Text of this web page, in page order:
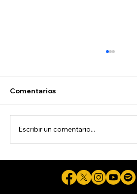
ciudadanía por nacimiento
Comentarios
Escribir un comentario...